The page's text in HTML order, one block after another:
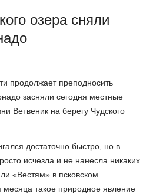
озера сняли
продолжает преподносить
засняли сегодня местные
Ветвеник на берегу Чудского
достаточно быстро, но в
исчезла и не нанесла никаких
«Вестям» в псковском
такое природное явление